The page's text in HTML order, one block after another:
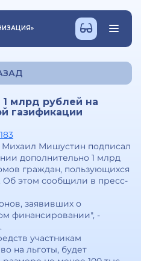
»
млрд рублей на
газификации
Мишустин подписал
дополнительно 1 млрд
граждан, пользующихся
Об этом сообщили в пресс-
заявивших о
финансировании", -
участникам
на льготы, будет